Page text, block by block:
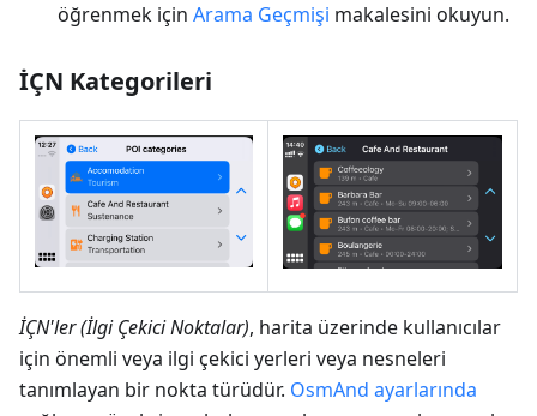
öğrenmek için Arama Geçmişi makalesini okuyun.
İÇN Kategorileri
İÇN'ler (İlgi Çekici Noktalar), harita üzerinde kullanıcılar
için önemli veya ilgi çekici yerleri veya nesneleri
tanımlayan bir nokta türüdür. OsmAnd ayarlarında